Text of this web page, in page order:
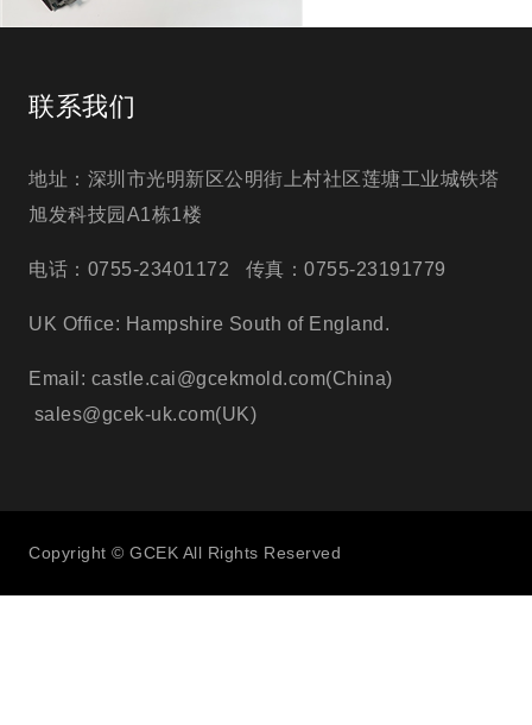
联系我们
地址：深圳市光明新区公明街上村社区莲塘工业城铁塔
旭发科技园A1栋1楼
电话：0755-23401172 传真：0755-23191779
UK Office: Hampshire South of England.
Email: castle.cai@gcekmold.com(China)
sales@gcek-uk.com(UK)
Copyright © GCEK All Rights Reserved